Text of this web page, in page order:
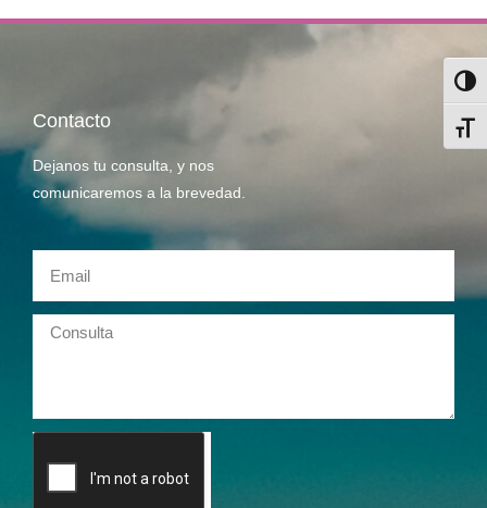
Contacto
Dejanos tu consulta, y nos
comunicaremos a la brevedad.